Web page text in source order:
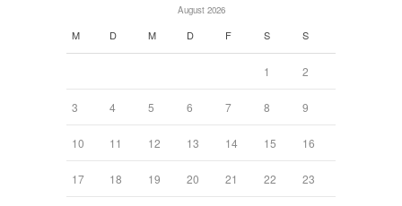
August 2026
M D M D F S S
1 2
3 4 5 6 7 8 9
10 11 12 13 14 15 16
17 18 19 20 21 22 23